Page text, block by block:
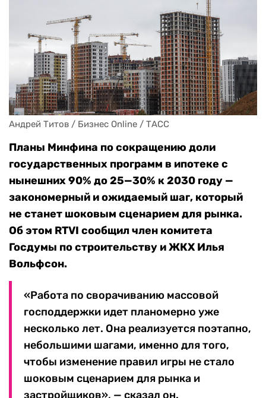
Андрей Титов / Бизнес Online / ТАСС
Планы Минфина по сокращению доли
государственных программ в ипотеке с
нынешних 90% до 25—30% к 2030 году —
закономерный и ожидаемый шаг, который
не станет шоковым сценарием для рынка.
Об этом RTVI сообщил член комитета
Госдумы по строительству и ЖКХ Илья
Вольфсон.
«Работа по сворачиванию массовой
господдержки идет планомерно уже
несколько лет. Она реализуется поэтапно,
небольшими шагами, именно для того,
чтобы изменение правил игры не стало
шоковым сценарием для рынка и
застройщиков», — сказал он.